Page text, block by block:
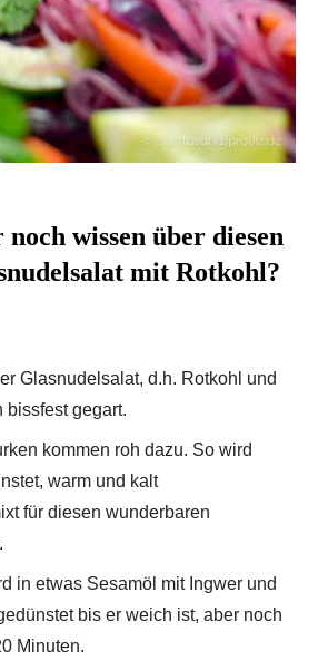
wissen über diesen
mit Rotkohl?
Glasnudelsalat, d.h. Rotkohl und
bissfest gegart.
kommen roh dazu. So wird
warm und kalt
für diesen wunderbaren
in etwas Sesamöl mit Ingwer und
bis er weich ist, aber noch
Minuten.